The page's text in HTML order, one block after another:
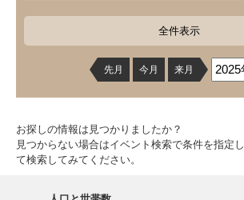
全件表示
先月 今月 来月
お探しの情報は見つかりましたか？
見つからない場合はイベント検索で条件を指定し
て検索してみてください。